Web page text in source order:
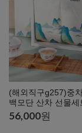
(해외직구g257)중
백모단 산차 선물세
56,000원